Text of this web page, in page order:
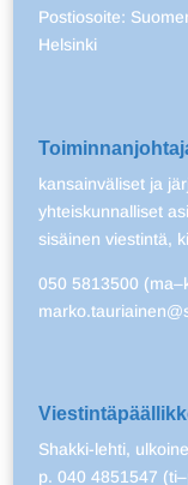
Postiosoite:
Helsinki
kansainväliset ja
yhteiskunnalliset
sisäinen viestintä,
050 5813500
Shakki-lehti,
p. 040 4851547